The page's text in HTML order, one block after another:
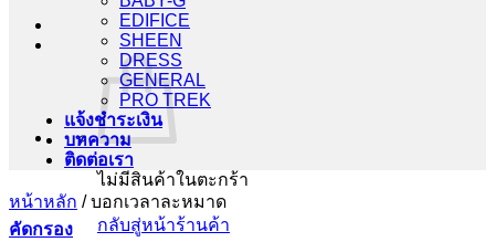
ไม่มีสินค้าในตะกร้า
กลับสู่หน้าร้านค้า
EDIFICE
SHEEN
DRESS
GENERAL
PRO TREK
แจ้งชำระเงิน
บทความ
ติดต่อเรา
หน้าหลัก /บอกเวลาละหมาด
คัดกรอง